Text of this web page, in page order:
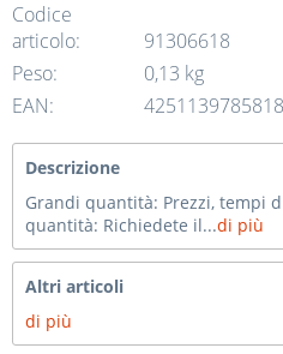
Codice
articolo:
91306618
Peso:
0,13 kg
EAN:
4251139785818
Descrizione
Grandi quantità: Prezzi, tempi
quantità: Richiedete il...di più
Altri articoli
di più